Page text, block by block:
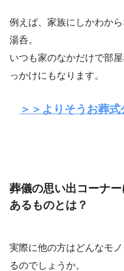
例えば、家族にしかわか
湯呑。
いつも家のなかだけで部
っかけにもなります。
＞＞よりそうお葬
葬儀の思い出コーナ
あるものとは？
実際に他の方はどんなモ
るのでしょうか。